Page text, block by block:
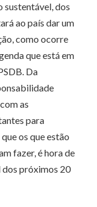
sustentável, dos
ao país dar um
como ocorre
que está em
Da
as
para
os que estão
fazer, é hora de
próximos 20